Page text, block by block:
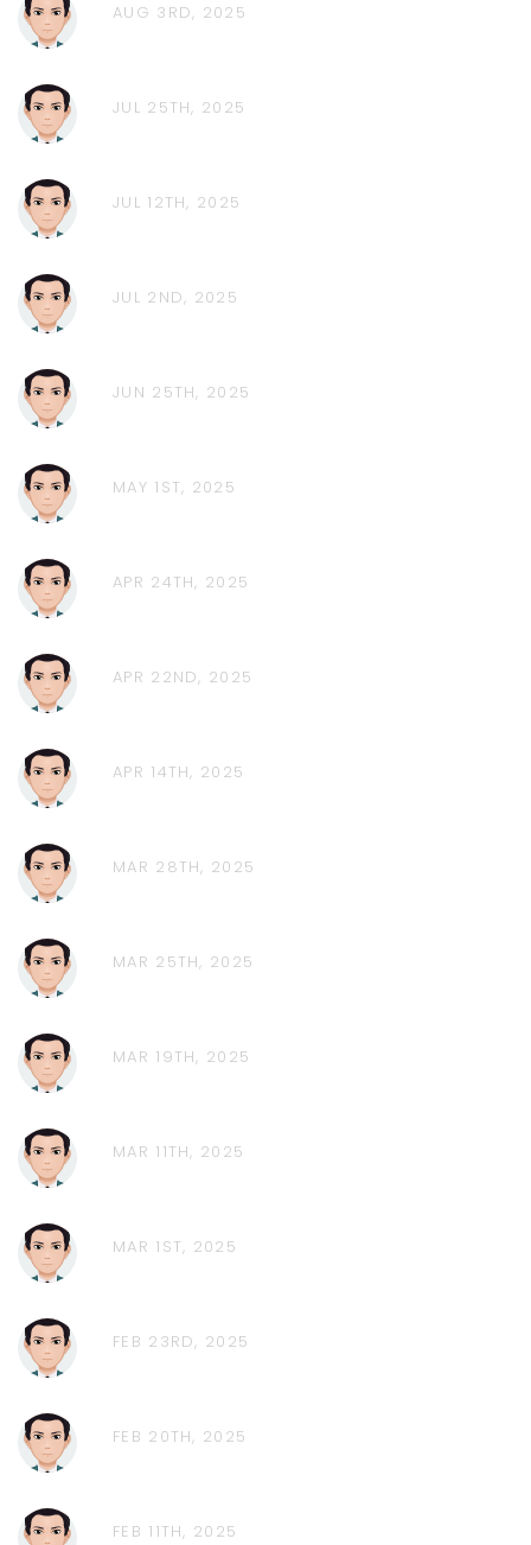
AUG 3RD, 2025
JUL 25TH, 2025
JUL 12TH, 2025
JUL 2ND, 2025
JUN 25TH, 2025
MAY 1ST, 2025
APR 24TH, 2025
APR 22ND, 2025
APR 14TH, 2025
MAR 28TH, 2025
MAR 25TH, 2025
MAR 19TH, 2025
MAR 11TH, 2025
MAR 1ST, 2025
FEB 23RD, 2025
FEB 20TH, 2025
FEB 11TH, 2025